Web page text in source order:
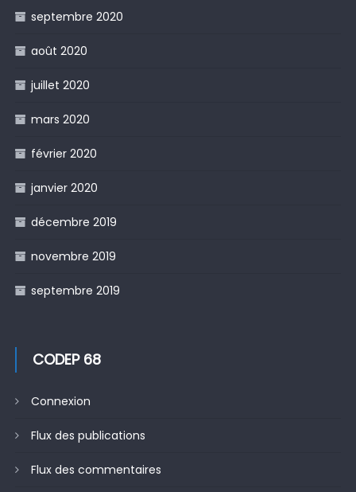
septembre 2020
août 2020
juillet 2020
mars 2020
février 2020
janvier 2020
décembre 2019
novembre 2019
septembre 2019
CODEP 68
Connexion
Flux des publications
Flux des commentaires